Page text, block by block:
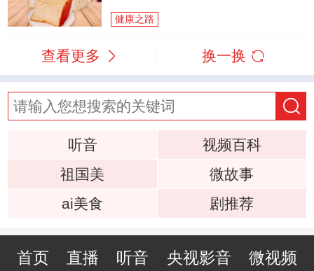
健康之路
查看更多 换一换
听音
视频百科
祖国美
微故事
ai美食
剧推荐
首页 直播 听音 央视影音 微视频